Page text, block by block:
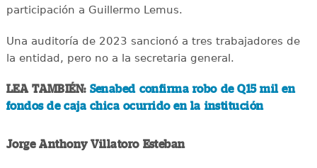
participación a Guillermo Lemus.
Una auditoría de 2023 sancionó a tres trabajadores de
la entidad, pero no a la secretaria general.
LEA TAMBIÉN: Senabed confirma robo de Q15 mil en
fondos de caja chica ocurrido en la institución
Jorge Anthony Villatoro Esteban